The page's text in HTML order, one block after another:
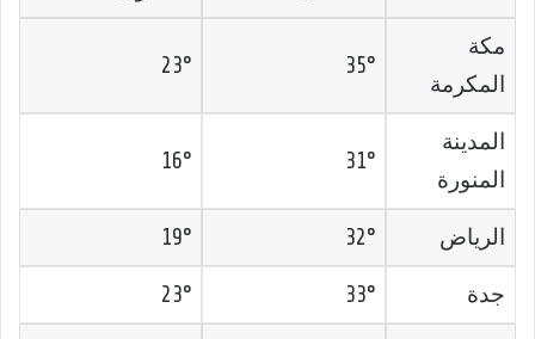
مكة
المكرمة
35°
23°
المدينة
المنورة
31°
16°
الرياض 32°
19°
جدة 33°
23°